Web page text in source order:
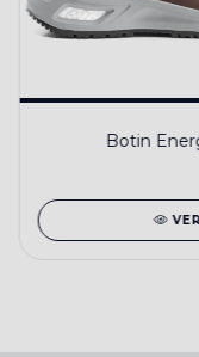
Botin
VER